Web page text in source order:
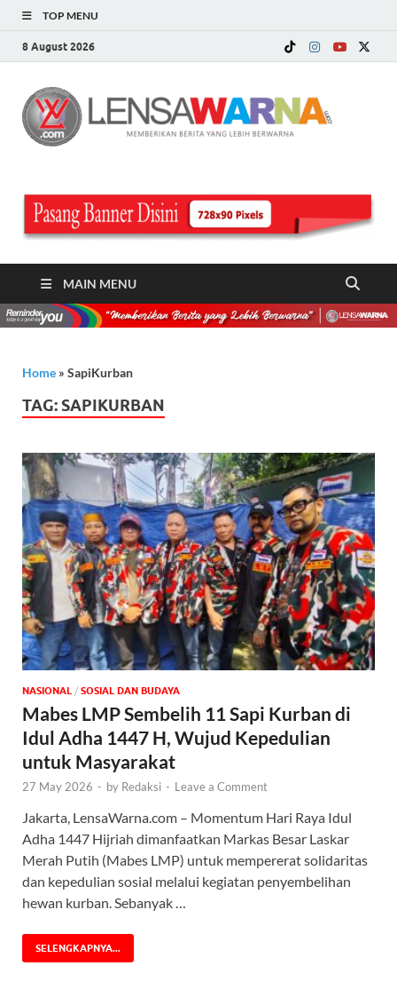
TOP MENU
8 August 2026
MAIN MENU
Home » SapiKurban
TAG: SAPIKURBAN
NASIONAL / SOSIAL DAN BUDAYA
Mabes LMP Sembelih 11 Sapi Kurban di
Idul Adha 1447 H, Wujud Kepedulian
untuk Masyarakat
27 May 2026 - by Redaksi - Leave a Comment
Jakarta, LensaWarna.com – Momentum Hari Raya Idul
Adha 1447 Hijriah dimanfaatkan Markas Besar Laskar
Merah Putih (Mabes LMP) untuk mempererat solidaritas
dan kepedulian sosial melalui kegiatan penyembelihan
hewan kurban. Sebanyak …
SELENGKAPNYA...